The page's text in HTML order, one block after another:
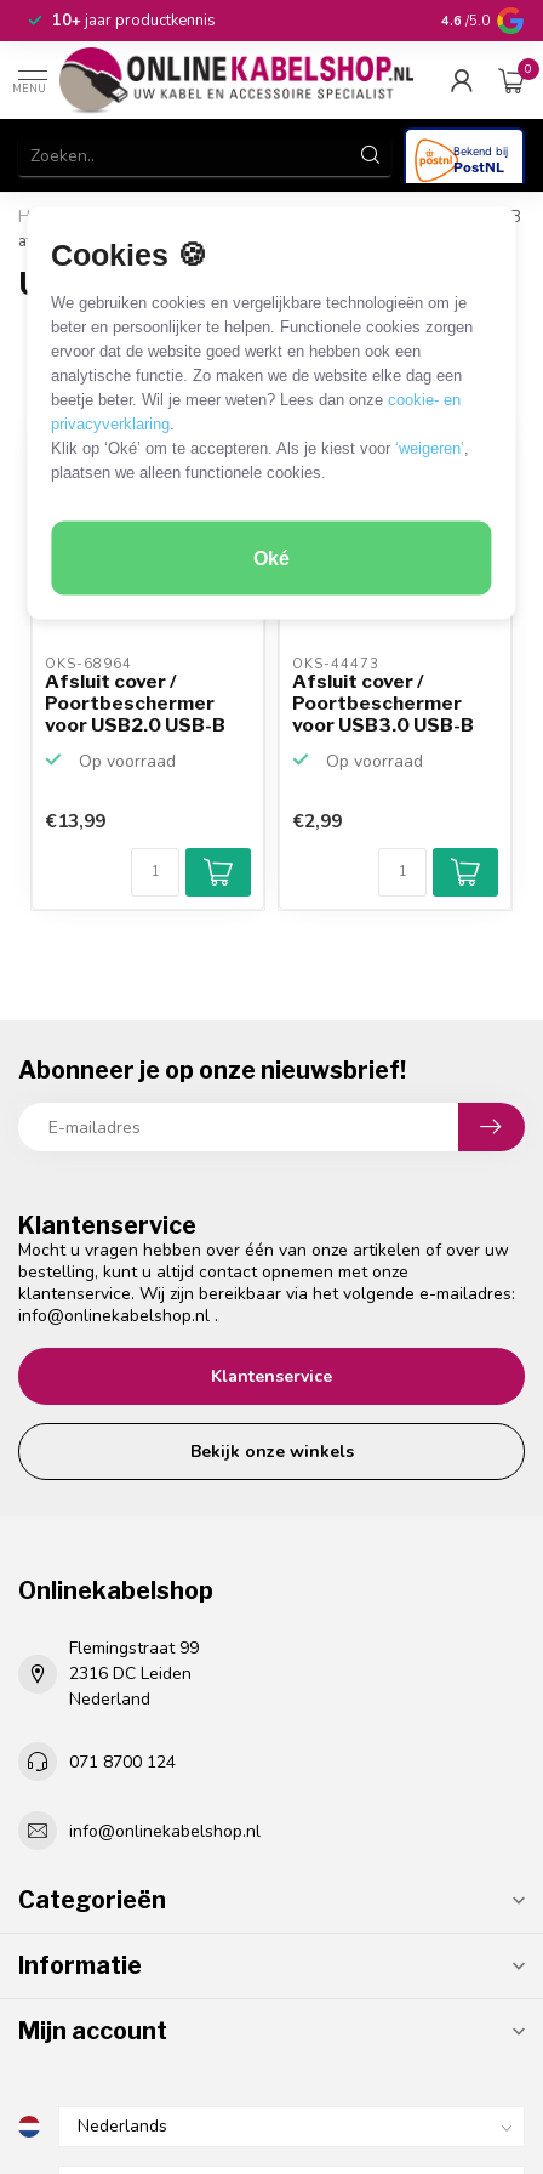
Cookies 🍪
We gebruiken cookies en vergelijkbare technologieën om je
beter en persoonlijker te helpen. Functionele cookies zorgen
ervoor dat de website goed werkt en hebben ook een
analytische functie. Zo maken we de website elke dag een
beetje beter. Wil je meer weten? Lees dan onzecookie- en
privacyverklaring
Klik op ‘Oké’ om te accepteren. Als je kiest voor‘weigeren’
plaatsen we alleen functionele cookies.
Oké
10+jaar productkennis 4.6 /5.0
MENU
0
Home
USB-B
afsluitcovers
USB-B afsluitcovers
2 PRODUCTEN
Filters SORTEER OP
OKS-68964
Afsluit cover /
Poortbeschermer
voor USB2.0 USB-B
Op voorraad
€13,99
OKS-44473
Afsluit cover /
Poortbeschermer
voor USB3.0 USB-B
Op voorraad
€2,99
Klantenservice
Mocht u vragen hebben over één van onze artikelen of over uw
bestelling, kunt u altijd contact opnemen met onze
klantenservice. Wij zijn bereikbaar via het volgende e-mailadres:
info@onlinekabelshop.nl .
Klantenservice
Bekijk onze winkels
Abonneer je op onze nieuwsbrief!
Onlinekabelshop
Flemingstraat 99
2316 DC Leiden
Nederland
071 8700 124
info@onlinekabelshop.nl
Categorieën
Informatie
Mijn account